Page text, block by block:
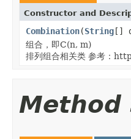
Constructor and
Combination(String[]
组合，即C(n, m)
排列组合相关类 参考：
Method